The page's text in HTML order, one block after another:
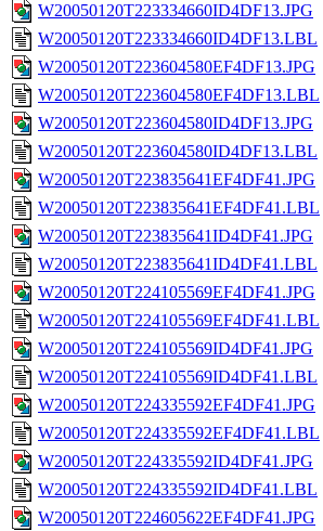
W20050120T223334660ID4DF13.JPG
W20050120T223334660ID4DF13.LBL
W20050120T223604580EF4DF13.JPG
W20050120T223604580EF4DF13.LBL
W20050120T223604580ID4DF13.JPG
W20050120T223604580ID4DF13.LBL
W20050120T223835641EF4DF41.JPG
W20050120T223835641EF4DF41.LBL
W20050120T223835641ID4DF41.JPG
W20050120T223835641ID4DF41.LBL
W20050120T224105569EF4DF41.JPG
W20050120T224105569EF4DF41.LBL
W20050120T224105569ID4DF41.JPG
W20050120T224105569ID4DF41.LBL
W20050120T224335592EF4DF41.JPG
W20050120T224335592EF4DF41.LBL
W20050120T224335592ID4DF41.JPG
W20050120T224335592ID4DF41.LBL
W20050120T224605622EF4DF41.JPG